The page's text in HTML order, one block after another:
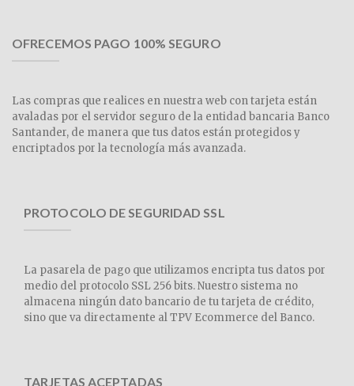
OFRECEMOS PAGO 100% SEGURO
Las compras que realices en nuestra web con tarjeta están
avaladas por el servidor seguro de la entidad bancaria Banco
Santander, de manera que tus datos están protegidos y
encriptados por la tecnología más avanzada.
PROTOCOLO DE SEGURIDAD SSL
La pasarela de pago que utilizamos encripta tus datos por
medio del protocolo SSL 256 bits. Nuestro sistema no
almacena ningún dato bancario de tu tarjeta de crédito,
sino que va directamente al TPV Ecommerce del Banco.
TARJETAS ACEPTADAS